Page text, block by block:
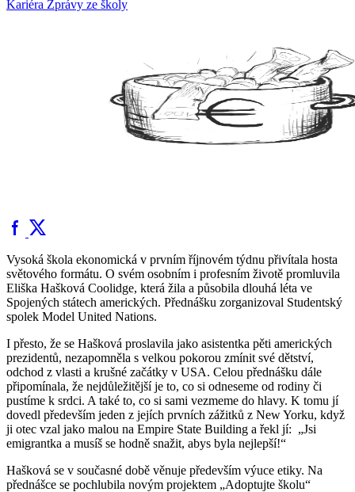
Kariéra Zprávy ze školy
Vysoká škola ekonomická v prvním říjnovém týdnu přivítala hosta
světového formátu. O svém osobním i profesním životě promluvila
Eliška Hašková Coolidge, která žila a působila dlouhá léta ve
Spojených státech amerických. Přednášku zorganizoval Studentský
spolek Model United Nations.
I přesto, že se Hašková proslavila jako asistentka pěti amerických
prezidentů, nezapomněla s velkou pokorou zmínit své dětství,
odchod z vlasti a krušné začátky v USA. Celou přednášku dále
připomínala, že nejdůležitější je to, co si odneseme od rodiny či
pustíme k srdci. A také to, co si sami vezmeme do hlavy. K tomu jí
dovedl především jeden z jejích prvních zážitků z New Yorku, když
ji otec vzal jako malou na Empire State Building a řekl jí: „Jsi
emigrantka a musíš se hodně snažit, abys byla nejlepší!“
Hašková se v současné době věnuje především výuce etiky. Na
přednášce se pochlubila novým projektem „Adoptujte školu“